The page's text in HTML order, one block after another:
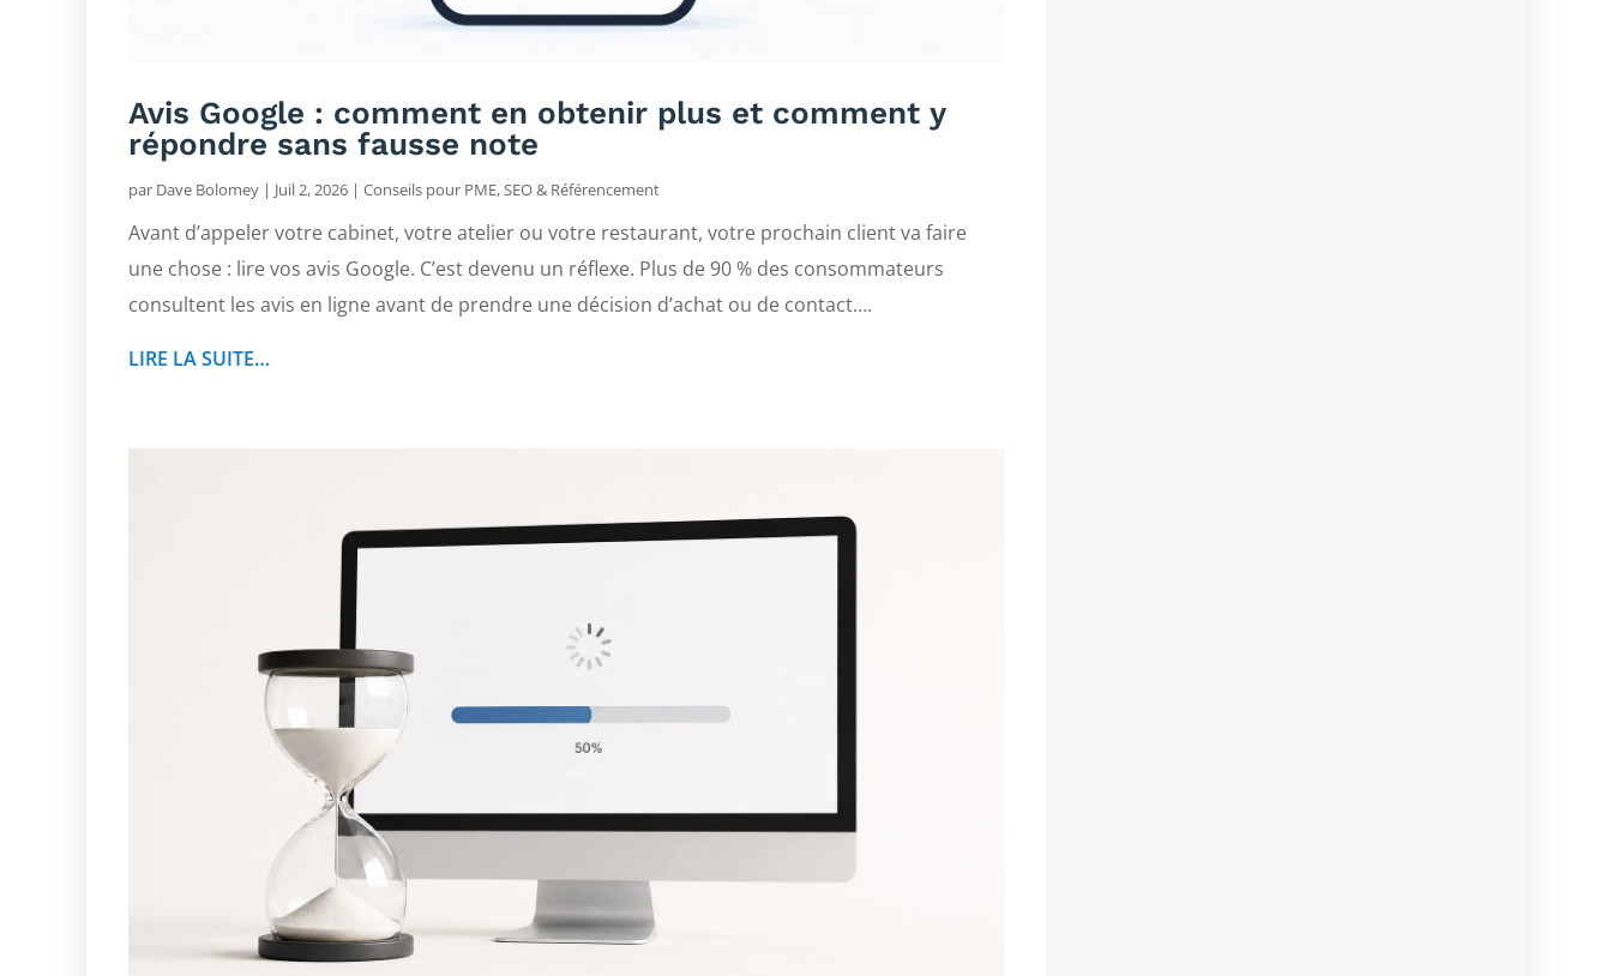
Avis Google : comment en obtenir plus et comment y
répondre sans fausse note
par Dave Bolomey | Juil 2, 2026 | Conseils pour PME,SEO & Référencement
Avant d’appeler votre cabinet, votre atelier ou votre restaurant, votre prochain client va faire
une chose : lire vos avis Google. C’est devenu un réflexe. Plus de 90 % des consommateurs
consultent les avis en ligne avant de prendre une décision d’achat ou de contact….
LIRE LA SUITE…